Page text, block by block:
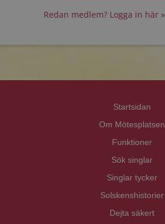
Redan medlem? Logga in här »
Startsidan
Om Mötesplatsen
Funktioner
Sök singlar
Singlar tycker
Solskenshistorier
Dejta säkert